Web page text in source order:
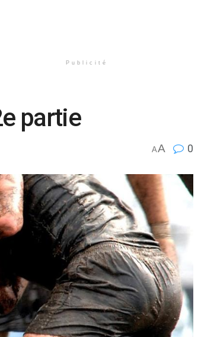
Publicité
partie
AA 0